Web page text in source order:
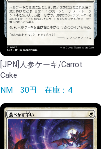
[JPN]人参ケーキ/Carrot
Cake
NM 30円 在庫：4